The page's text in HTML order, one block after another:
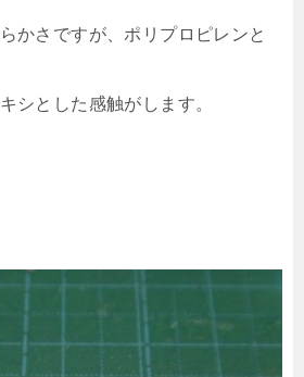
かさですが、ポリプロピレンと
シとした感触がします。